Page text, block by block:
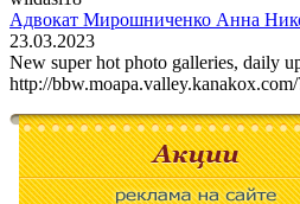
Адвокат Мирошниченко Анна
23.03.2023
New super hot photo galleries, daily
http://